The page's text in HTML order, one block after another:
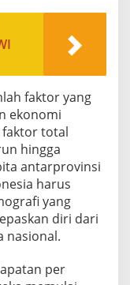
faktor yang
ekonomi
total
hingga
antarprovinsi
harus
yang
diri dari
nasional.
per